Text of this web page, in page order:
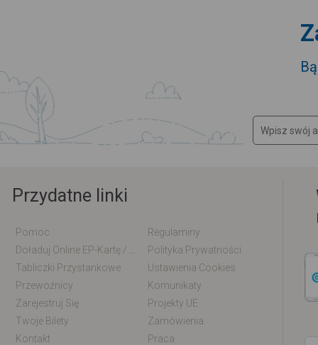
Przydatne linki
Pomoc
Regulaminy
Polityka Prywatności
Tabliczki Przystankowe
Ustawienia Cookies
Przewoźnicy
Komunikaty
Zarejestruj Się
Projekty UE
Twoje Bilety
Zamówienia
Kontakt
Praca